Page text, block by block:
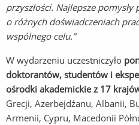
przyszłości. Najlepsze
o różnych doświadczeniach
wspólnego celu.”
W wydarzeniu uczestniczyło
doktorantów, studentów i
ośrodki akademickie z 17
Grecji, Azerbejdżanu, Albanii,
Armenii, Cypru, Macedonii